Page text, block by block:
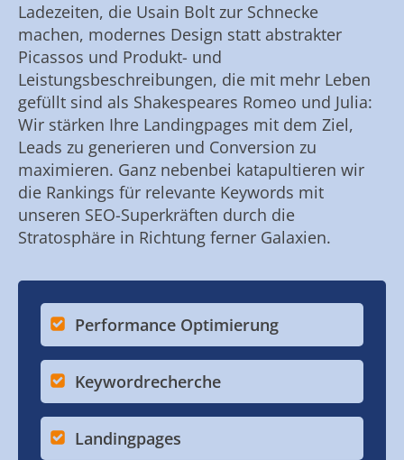
Ladezeiten, die Usain Bolt zur Schnecke
machen, modernes Design statt abstrakter
Picassos und Produkt- und
Leistungsbeschreibungen, die mit mehr Leben
gefüllt sind als Shakespeares Romeo und Julia:
Wir stärken Ihre Landingpages mit dem Ziel,
Leads zu generieren und Conversion zu
maximieren. Ganz nebenbei katapultieren wir
die Rankings für relevante Keywords mit
unseren SEO-Superkräften durch die
Stratosphäre in Richtung ferner Galaxien.
Performance Optimierung
Keywordrecherche
Landingpages